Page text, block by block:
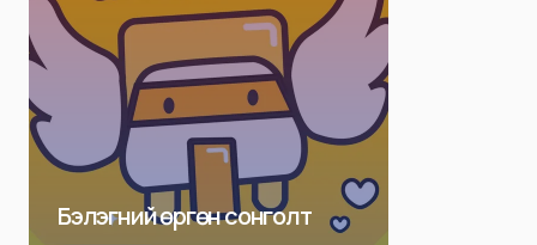
Бэлэгний өргөн сонголт